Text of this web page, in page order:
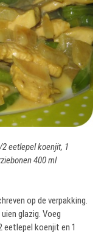
eetlepel koenjit, 1
400 ml
op de verpakking.
glazig. Voeg
koenjit en 1